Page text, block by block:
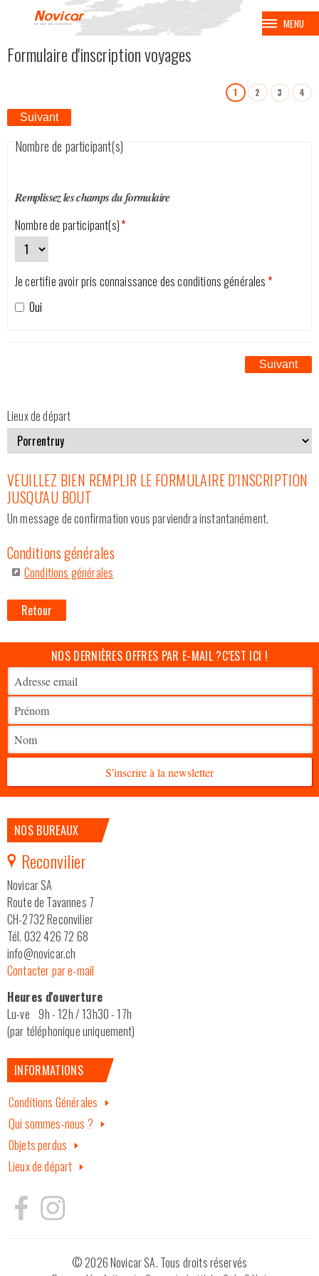
MENU
BALADES
CROISIÈRES
AVION
EUROPA PARK
COUPE SPENGLER
Nos véhicules
Qui sommes-nous ?
Contactez-nous
Formulaire d'inscription voyages
1 2 3 4
Suivant
Nombre de participant(s)
Remplissez les champs du formulaire
Nombre de participant(s)*
Je certifie avoir pris connaissance des conditions générales*
Oui
Suivant
Lieux de départ
VEUILLEZ BIEN REMPLIR LE FORMULAIRE D'INSCRIPTION
JUSQU'AU BOUT
Un message de confirmation vous parviendra instantanément.
Conditions générales
Conditions générales
Retour
NOS DERNIÈRES OFFRES PAR E-MAIL ?C’EST ICI !
S'inscrire à la newsletter
NOS BUREAUX
Reconvilier
Novicar SA
Route de Tavannes 7
CH-2732 Reconvilier
Tél. 032 426 72 68
info@novicar.ch
Contacter par e-mail
Heures d'ouverture
Lu-ve 9h - 12h / 13h30 - 17h
(par téléphonique uniquement)
INFORMATIONS
Conditions Générales
Qui sommes-nous ?
Objets perdus
Lieux de départ
© 2026 Novicar SA. Tous droits réservés